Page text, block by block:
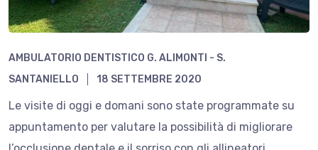
AMBULATORIO DENTISTICO G. ALIMONTI - S.
SANTANIELLO
18 SETTEMBRE 2020
Le visite di oggi e domani sono state programmate su
appuntamento per valutare la possibilità di migliorare